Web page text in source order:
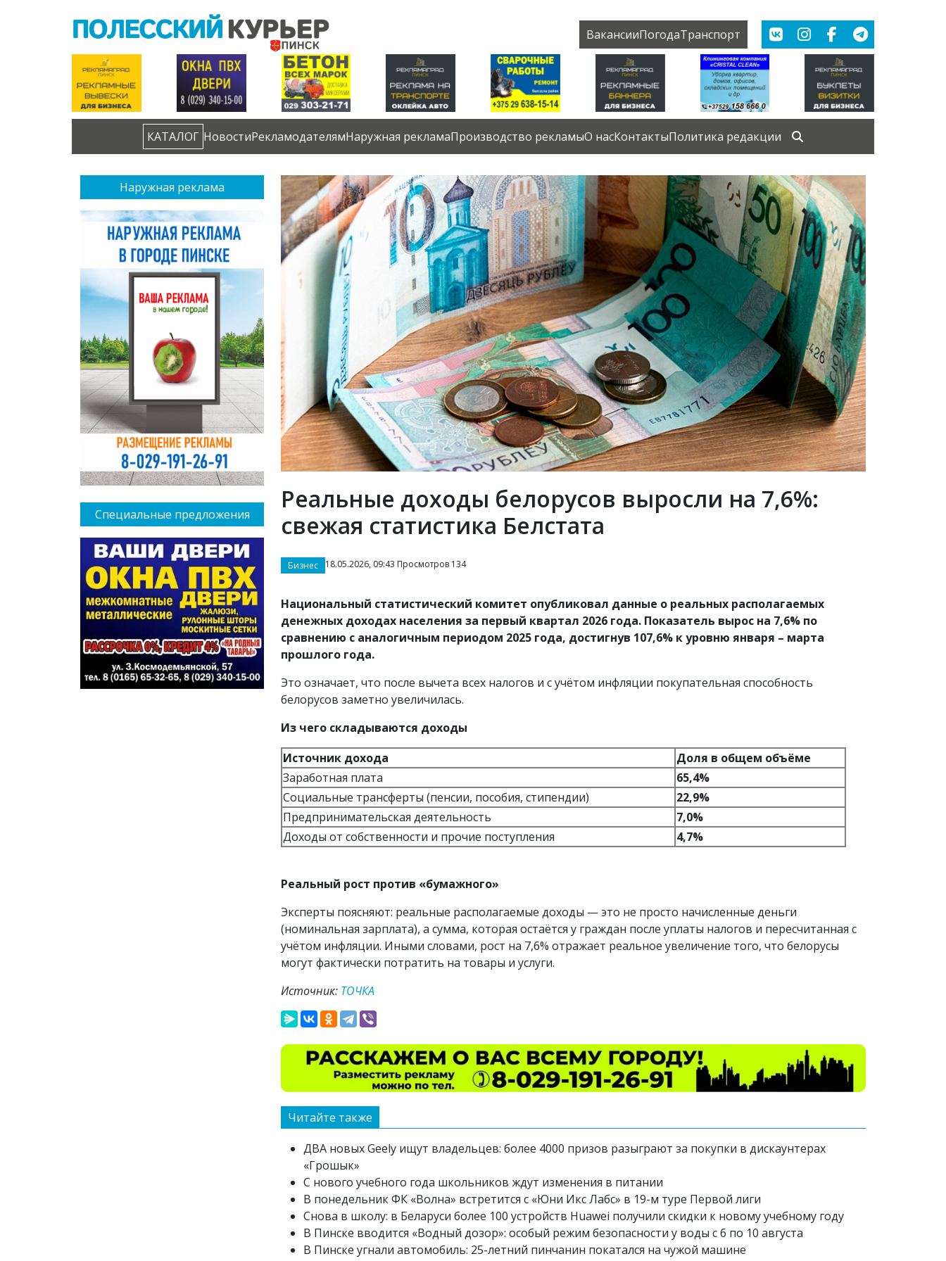
ВакансииПогодаТранспорт
КАТАЛОГ НовостиРекламодателямНаружная рекламаПроизводство рекламыО насКонтактыПолитика редакции
Наружная реклама
Специальные предложения
Реальные доходы белорусов выросли на 7,6%:
свежая статистика Белстата
Бизнес 18.05.2026, 09:43 Просмотров 134
Национальный статистический комитет опубликовал данные о реальных располагаемых
денежных доходах населения за первый квартал 2026 года. Показатель вырос на 7,6% по
сравнению с аналогичным периодом 2025 года, достигнув 107,6% к уровню января – марта
прошлого года.
Это означает, что после вычета всех налогов и с учётом инфляции покупательная способность
белорусов заметно увеличилась.
Из чего складываются доходы
Источник дохода
Доля в общем объёме
Заработная плата
65,4%
Социальные трансферты (пенсии, пособия, стипендии)
22,9%
Предпринимательская деятельность
7,0%
Доходы от собственности и прочие поступления
4,7%
Реальный рост против «бумажного»
Эксперты поясняют: реальные располагаемые доходы — это не просто начисленные деньги
(номинальная зарплата), а сумма, которая остаётся у граждан после уплаты налогов и пересчитанная с
учётом инфляции. Иными словами, рост на 7,6% отражает реальное увеличение того, что белорусы
могут фактически потратить на товары и услуги.
Источник: ТОЧКА
Читайте также
ДВА новых Geely ищут владельцев: более 4000 призов разыграют за покупки в дискаунтерах
«Грошык»
С нового учебного года школьников ждут изменения в питании
В понедельник ФК «Волна» встретится с «Юни Икс Лабс» в 19-м туре Первой лиги
Снова в школу: в Беларуси более 100 устройств Huawei получили скидки к новому учебному году
В Пинске вводится «Водный дозор»: особый режим безопасности у воды с 6 по 10 августа
В Пинске угнали автомобиль: 25-летний пинчанин покатался на чужой машине